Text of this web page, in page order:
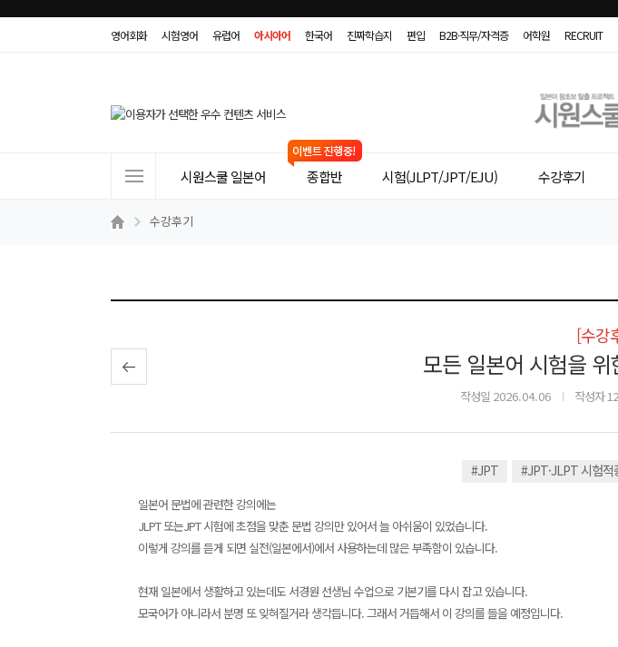
영어회화 시험영어 유럽어 아시아어 한국어 진짜학습지 편입 B2B·직무/자격증 어학원 RECRUIT
어
트
시원스쿨 일본어 종합반 시험(JLPT/JPT/EJU) 수강후기
수강후기
[수강
모든 일본어 시험을
작성일 2026.04.06 작성자
#JPT #JPT·JLPT 시험적
일본어 문법에 관련한 강의에는
JLPT 또는JPT 시험에 초점을 맞춘 문법 강의만 있어서 늘 아쉬움이 있었습니다.
이렇게 강의를 듣게 되면 실전(일본에서)에서 사용하는데 많은 부족함이 있습니다.
현재 일본에서 생활하고 있는데도 서경원 선생님 수업으로 기본기를 다시 잡고 있습니다.
모국어가 아니라서 분명 또 잊혀질거라 생각듭니다. 그래서 거듭해서 이 강의를 들을 예정입니다.